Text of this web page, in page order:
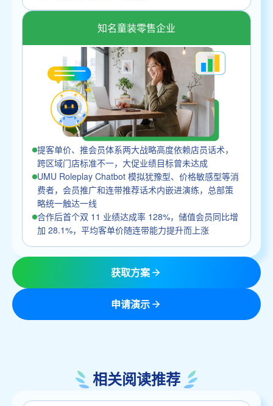
知名童装零售企业
提客单价、推会员体系两大战略高度依赖店员话术，
跨区域门店标准不一，大促业绩目标曾未达成
UMU Roleplay Chatbot 模拟犹豫型、价格敏感型等消
费者，会员推广和连带推荐话术内嵌进演练，总部策
略统一触达一线
合作后首个双 11 业绩达成率 128%，储值会员同比增
加 28.1%，平均客单价随连带能力提升而上涨
获取方案
申请演示
相关阅读推荐